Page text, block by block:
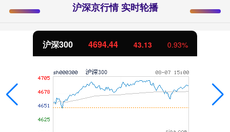
沪深京行情 实时轮播
0.93% 北证50 1134.24